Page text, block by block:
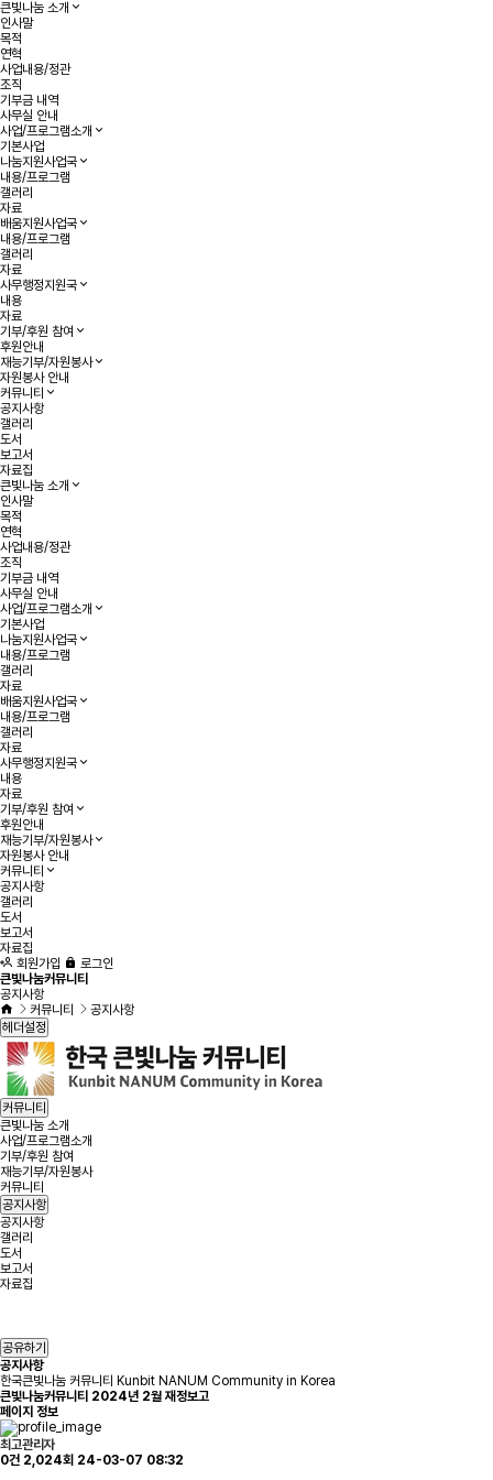
큰빛나눔 소개
인사말
목적
연혁
사업내용/정관
조직
기부금 내역
사무실 안내
사업/프로그램소개
기본사업
나눔지원사업국
내용/프로그램
갤러리
자료
배움지원사업국
내용/프로그램
갤러리
자료
사무행정지원국
내용
자료
기부/후원 참여
후원안내
재능기부/자원봉사
자원봉사 안내
커뮤니티
공지사항
갤러리
도서
보고서
자료집
큰빛나눔 소개
인사말
목적
연혁
사업내용/정관
조직
기부금 내역
사무실 안내
사업/프로그램소개
기본사업
나눔지원사업국
내용/프로그램
갤러리
자료
배움지원사업국
내용/프로그램
갤러리
자료
사무행정지원국
내용
자료
기부/후원 참여
후원안내
재능기부/자원봉사
자원봉사 안내
커뮤니티
공지사항
갤러리
도서
보고서
자료집
회원가입
로그인
큰빛나눔커뮤니티
공지사항
커뮤니티
공지사항
헤더설정
커뮤니티
큰빛나눔 소개
사업/프로그램소개
기부/후원 참여
재능기부/자원봉사
커뮤니티
공지사항
공지사항
갤러리
도서
보고서
자료집
공유하기
공지사항
한국큰빛나눔 커뮤니티 Kunbit NANUM Community in Korea
큰빛나눔커뮤니티 2024년 2월 재정보고
페이지 정보
최고관리자
0건 2,024회 24-03-07 08:32